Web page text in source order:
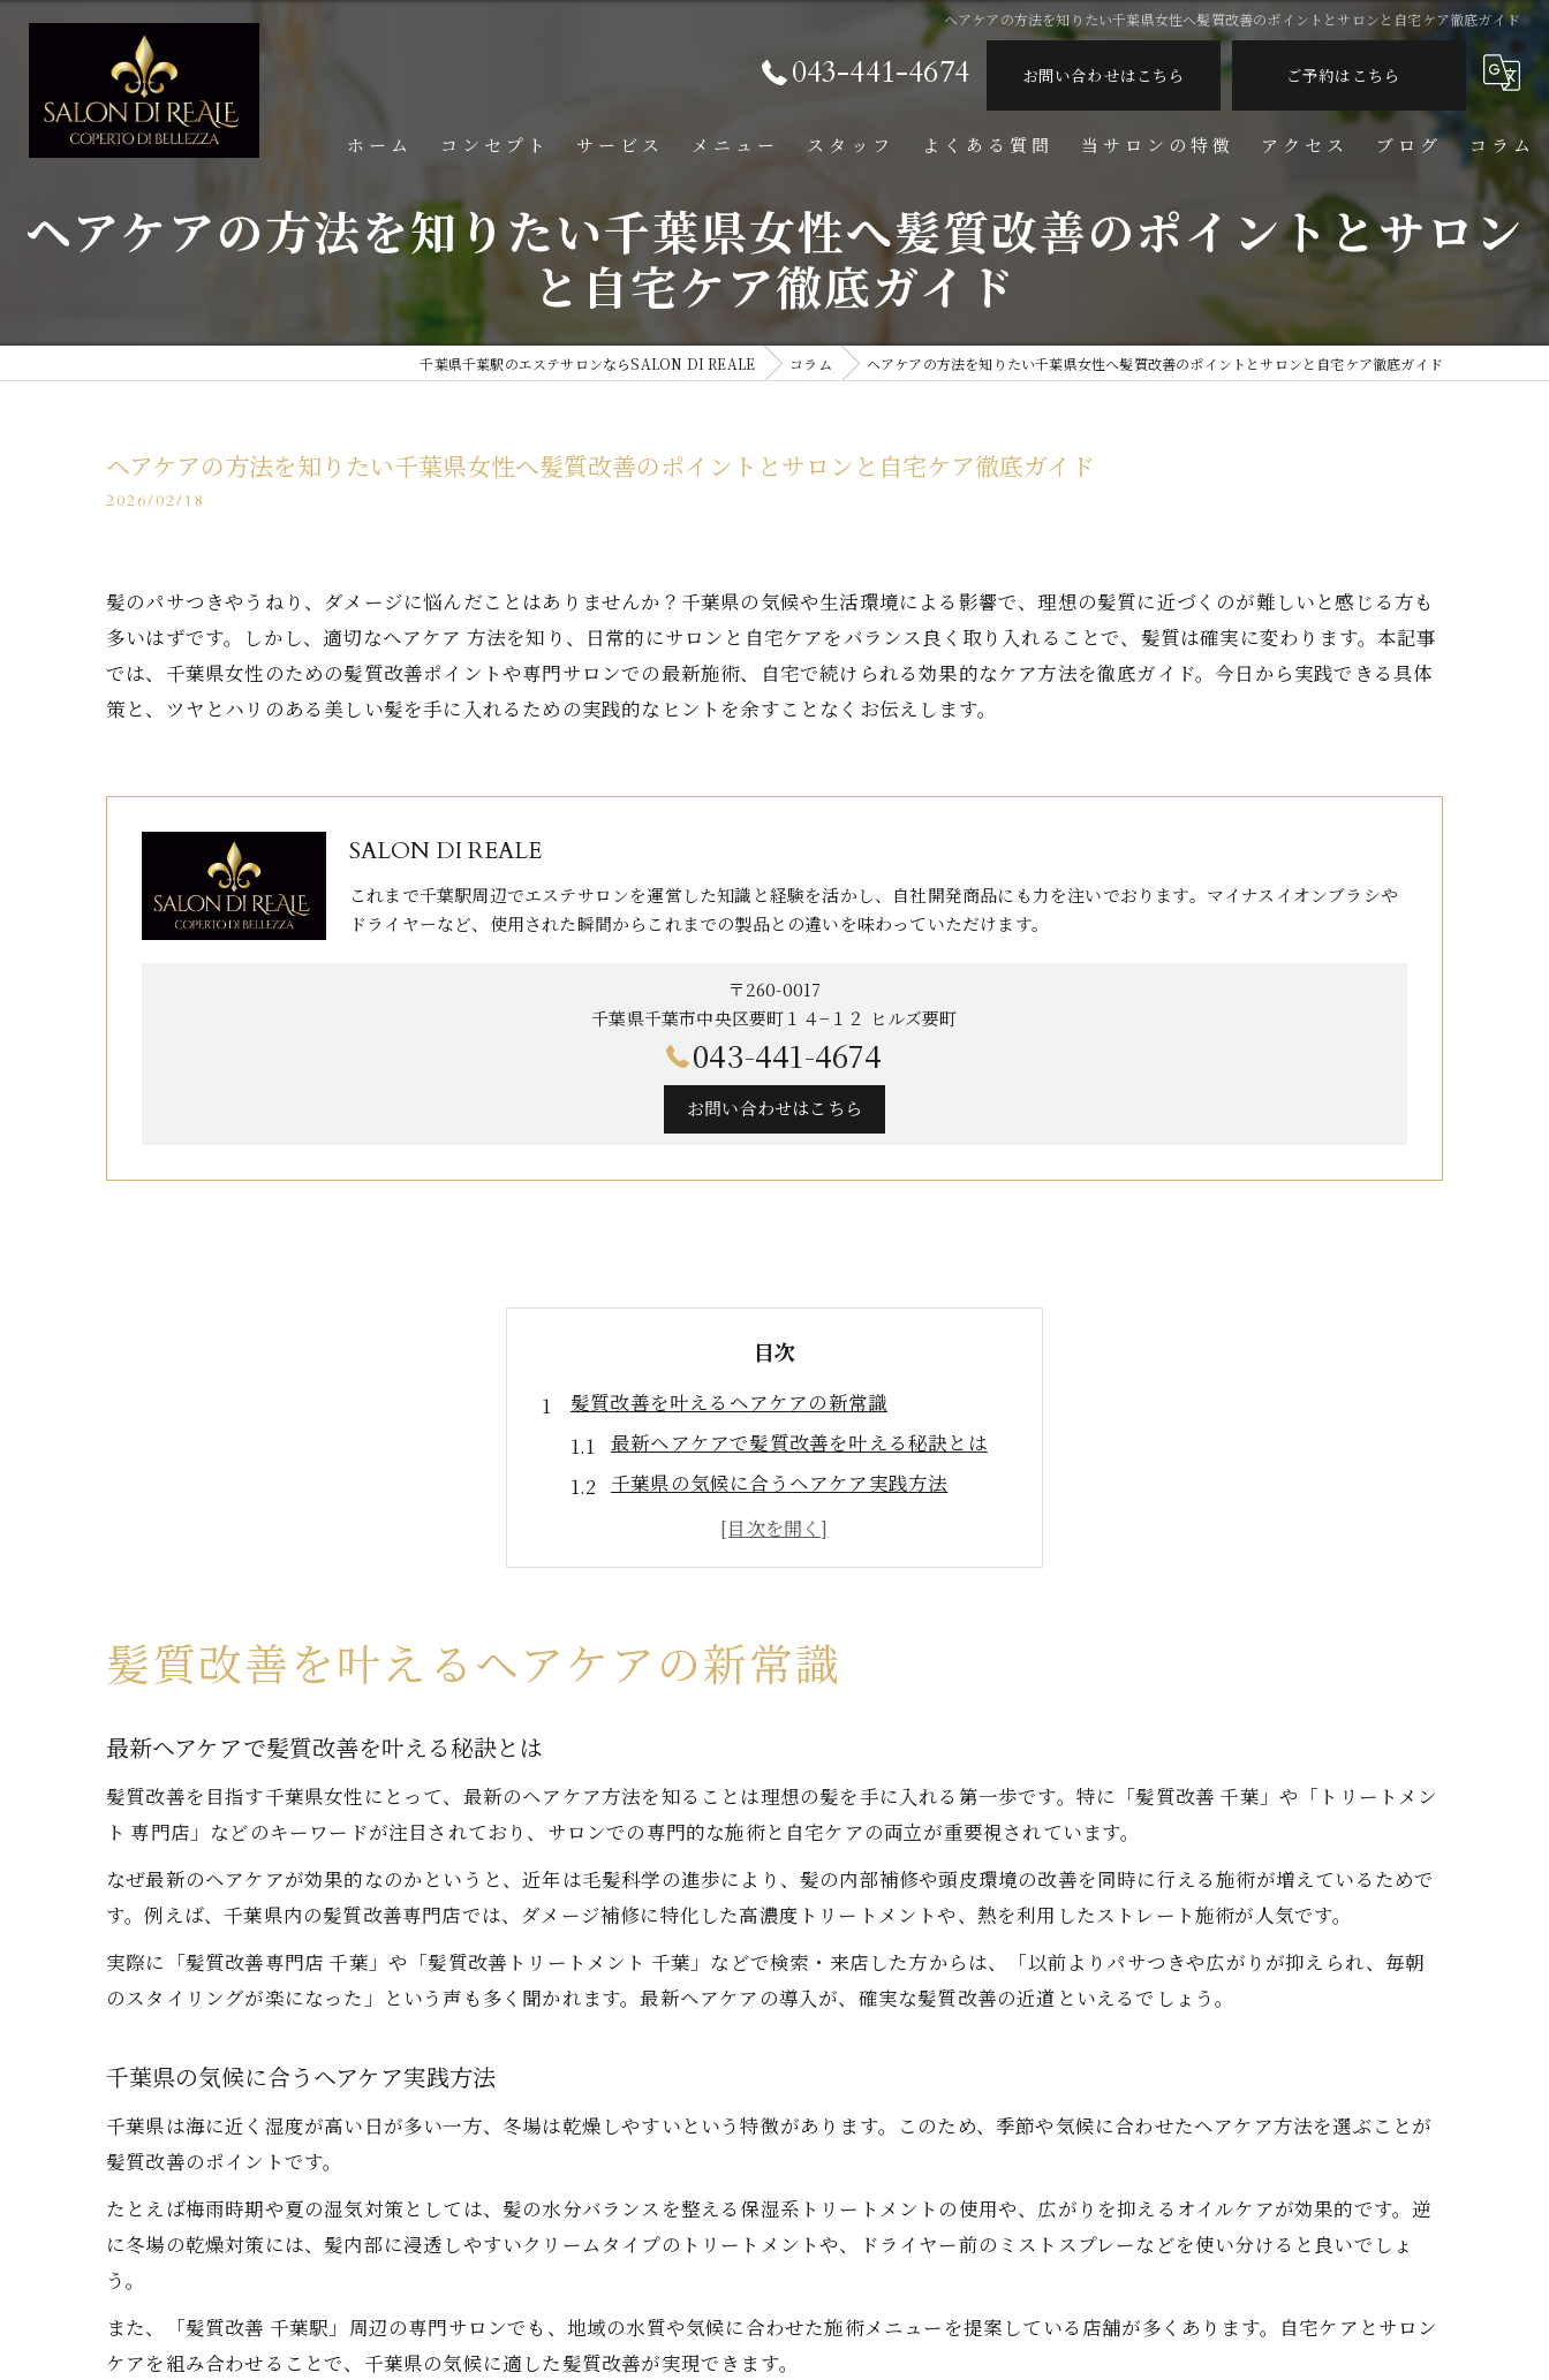
ヘアケアの方法を知りたい千葉県女性へ髪質改善のポイントとサロンと自宅ケア徹底ガイド
043-441-4674 お問い合わせはこちら ご予約はこちら
ホーム コンセプト サービス メニュー スタッフ よくある質問 当サロンの特徴
脱毛
しわ
アクセス ブログ コラム
ヘアケアの方法を知りたい千葉県女性へ髪質改善のポイントとサロン
と自宅ケア徹底ガイド
千葉県千葉駅のエステサロンならSALON DI REALE コラム ヘアケアの方法を知りたい千葉県女性へ髪質改善のポイントとサロンと自宅ケア徹底ガイド
ヘアケアの方法を知りたい千葉県女性へ髪質改善のポイントとサロンと自宅ケア徹底ガイド
2026/02/18
髪のパサつきやうねり、ダメージに悩んだことはありませんか？千葉県の気候や生活環境による影響で、理想の髪質に近づくのが難しいと感じる方も
多いはずです。しかし、適切なヘアケア 方法を知り、日常的にサロンと自宅ケアをバランス良く取り入れることで、髪質は確実に変わります。本記事
では、千葉県女性のための髪質改善ポイントや専門サロンでの最新施術、自宅で続けられる効果的なケア方法を徹底ガイド。今日から実践できる具体
策と、ツヤとハリのある美しい髪を手に入れるための実践的なヒントを余すことなくお伝えします。
SALON DI REALE
これまで千葉駅周辺でエステサロンを運営した知識と経験を活かし、自社開発商品にも力を注いでおります。マイナスイオンブラシや
ドライヤーなど、使用された瞬間からこれまでの製品との違いを味わっていただけます。
〒260-0017
千葉県千葉市中央区要町１４−１２ ヒルズ要町
043-441-4674
お問い合わせはこちら
目次
髪質改善を叶えるヘアケアの新常識
最新ヘアケアで髪質改善を叶える秘訣とは
千葉県の気候に合うヘアケア実践方法
髪質改善専門店と自宅ヘアケアの違い解説
髪質改善トリートメントの効果的な選び方
サラサラ髪へ導く基本ヘアケア順番のポイント
ヘアケアで大切な順番を徹底解説
トリートメント専門店流ヘアケアの流れ
ヘアケアにおけるブラッシングの役割とは
自宅で始めるヘアケアの実践テクニック
髪質改善に効く自宅ヘアケアの基本習慣
サロン級の仕上がりを叶えるセルフケア術
千葉で話題のトリートメント自宅活用法
パサつきを防ぐためのヘアケア習慣とは
髪の乾燥対策に効果的なヘアケア法
ヘアケアでツヤを取り戻すためのポイント
ヘアケアでパサつき知らずの髪を目指す
千葉県で話題の髪質改善方法を徹底解説
髪質改善を叶えるヘアケアの新常識
最新ヘアケアで髪質改善を叶える秘訣とは
髪質改善を目指す千葉県女性にとって、最新のヘアケア方法を知ることは理想の髪を手に入れる第一歩です。特に「髪質改善 千葉」や「トリートメン
ト 専門店」などのキーワードが注目されており、サロンでの専門的な施術と自宅ケアの両立が重要視されています。
なぜ最新のヘアケアが効果的なのかというと、近年は毛髪科学の進歩により、髪の内部補修や頭皮環境の改善を同時に行える施術が増えているためで
す。例えば、千葉県内の髪質改善専門店では、ダメージ補修に特化した高濃度トリートメントや、熱を利用したストレート施術が人気です。
実際に「髪質改善専門店 千葉」や「髪質改善トリートメント 千葉」などで検索・来店した方からは、「以前よりパサつきや広がりが抑えられ、毎朝
のスタイリングが楽になった」という声も多く聞かれます。最新ヘアケアの導入が、確実な髪質改善の近道といえるでしょう。
千葉県の気候に合うヘアケア実践方法
千葉県は海に近く湿度が高い日が多い一方、冬場は乾燥しやすいという特徴があります。このため、季節や気候に合わせたヘアケア方法を選ぶことが
髪質改善のポイントです。
たとえば梅雨時期や夏の湿気対策としては、髪の水分バランスを整える保湿系トリートメントの使用や、広がりを抑えるオイルケアが効果的です。逆
に冬場の乾燥対策には、髪内部に浸透しやすいクリームタイプのトリートメントや、ドライヤー前のミストスプレーなどを使い分けると良いでしょ
う。
また、「髪質改善 千葉駅」周辺の専門サロンでも、地域の水質や気候に合わせた施術メニューを提案している店舗が多くあります。自宅ケアとサロン
ケアを組み合わせることで、千葉県の気候に適した髪質改善が実現できます。